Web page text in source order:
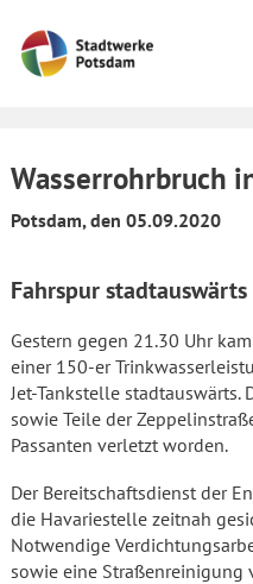
Startseite
Wasserrohrbruch
Potsdam, den 05.09.2020
Fahrspur
Gestern gegen 21.30 Uhr
einer 150-er
Jet-Tankstelle stadtauswärts.
sowie Teile der
Passanten verletzt worden.
Der Bereitschaftsdienst der
die Havariestelle zeitnah
Notwendige
sowie eine Straßenreinigung